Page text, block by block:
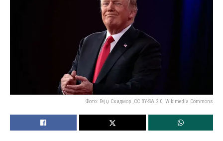
Фото: Гејџ Скидмор ,CC BY-SA 2.0, Wikimedia Commons